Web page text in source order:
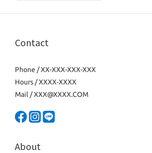
Contact
Phone / XX-XXX-XXX-XXX
Hours / XXXX-XXXX
Mail / XXX@XXXX.COM
About